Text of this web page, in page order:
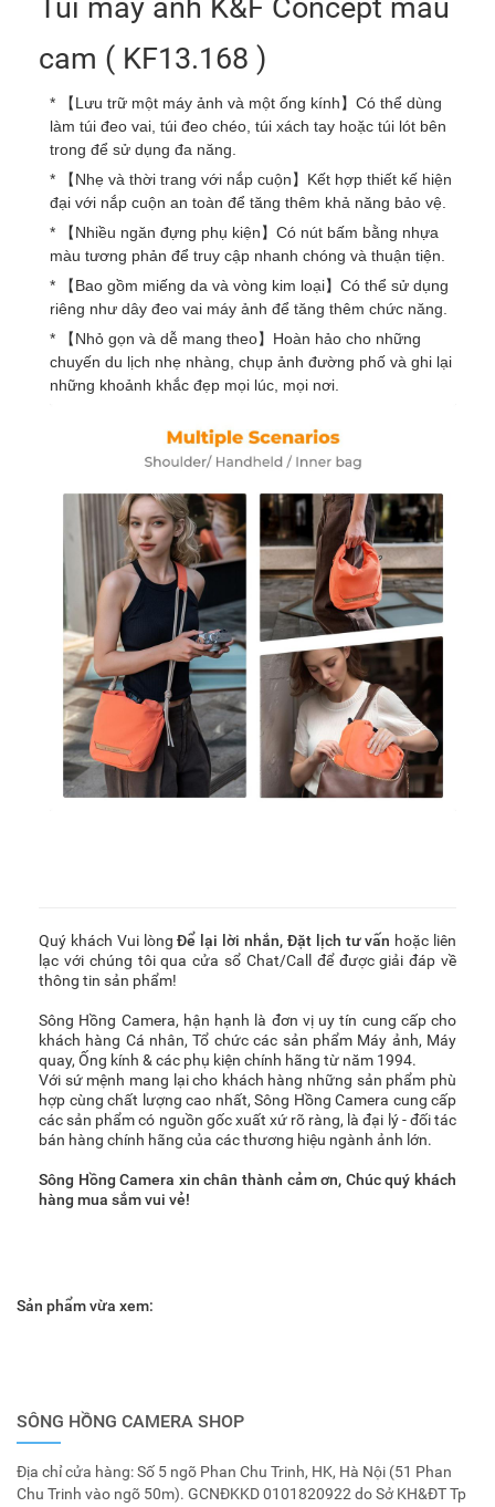
Túi máy ảnh K&F Concept màu
cam ( KF13.168 )
* 【Lưu trữ một máy ảnh và một ống kính】Có thể dùng
làm túi đeo vai, túi đeo chéo, túi xách tay hoặc túi lót bên
trong để sử dụng đa năng.
* 【Nhẹ và thời trang với nắp cuộn】Kết hợp thiết kế hiện
đại với nắp cuộn an toàn để tăng thêm khả năng bảo vệ.
* 【Nhiều ngăn đựng phụ kiện】Có nút bấm bằng nhựa
màu tương phản để truy cập nhanh chóng và thuận tiện.
* 【Bao gồm miếng da và vòng kim loại】Có thể sử dụng
riêng như dây đeo vai máy ảnh để tăng thêm chức năng.
* 【Nhỏ gọn và dễ mang theo】Hoàn hảo cho những
chuyến du lịch nhẹ nhàng, chụp ảnh đường phố và ghi lại
những khoảnh khắc đẹp mọi lúc, mọi nơi.
Quý khách Vui lòng Để lại lời nhắn, Đặt lịch tư vấn hoặc liên
lạc với chúng tôi qua cửa sổ Chat/Call để được giải đáp về
thông tin sản phẩm!
Sông Hồng Camera, hận hạnh là đơn vị uy tín cung cấp cho
khách hàng Cá nhân, Tổ chức các sản phẩm Máy ảnh, Máy
quay, Ống kính & các phụ kiện chính hãng từ năm 1994.
Với sứ mệnh mang lại cho khách hàng những sản phẩm phù
hợp cùng chất lượng cao nhất, Sông Hồng Camera cung cấp
các sản phẩm có nguồn gốc xuất xứ rõ ràng, là đại lý - đối tác
bán hàng chính hãng của các thương hiệu ngành ảnh lớn.
Sông Hồng Camera xin chân thành cảm ơn, Chúc quý khách
hàng mua sắm vui vẻ!
Sản phẩm vừa xem:
SÔNG HỒNG CAMERA SHOP
Địa chỉ cửa hàng: Số 5 ngõ Phan Chu Trinh, HK, Hà Nội (51 Phan
Chu Trinh vào ngõ 50m). GCNĐKKD 0101820922 do Sở KH&ĐT Tp